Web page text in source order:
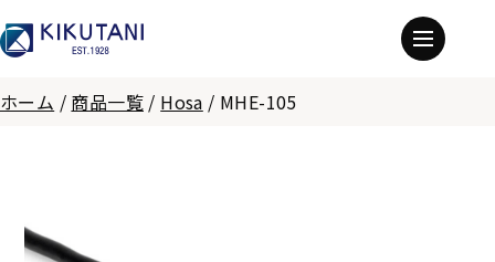
ホーム / 商品一覧 / Hosa / MHE-105